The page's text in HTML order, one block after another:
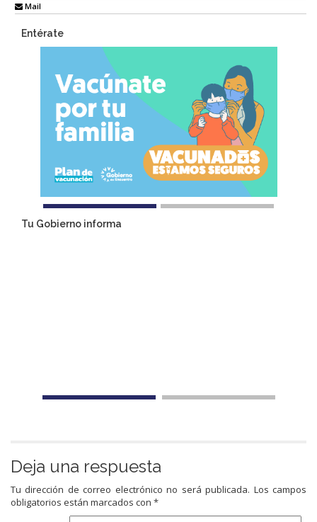
Mail
Entérate
Tu Gobierno informa
Deja una respuesta
Tu dirección de correo electrónico no será publicada. Los campos
obligatorios están marcados con *